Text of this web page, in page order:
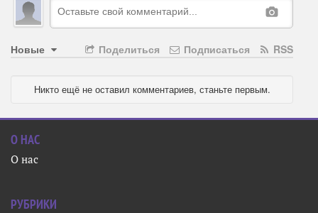
Новые RSS
Подписаться
Поделиться
Никто ещё не оставил комментариев, станьте первым.
О НАС
О нас
РУБРИКИ